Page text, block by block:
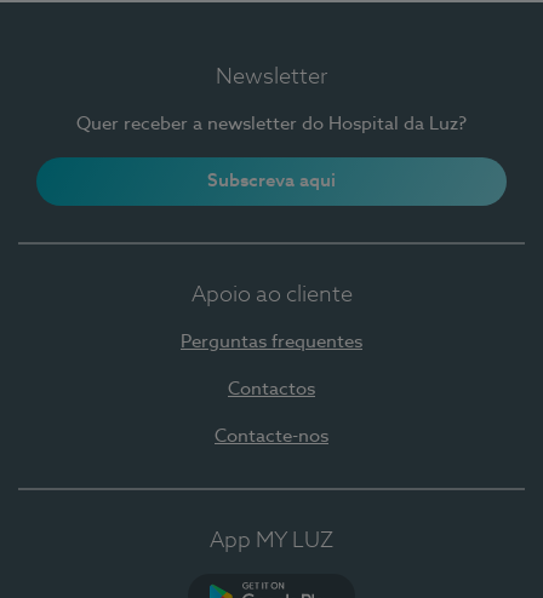
Newsletter
Quer receber a newsletter do Hospital da Luz?
Subscreva aqui
Apoio ao cliente
Perguntas frequentes
Contactos
Contacte-nos
App MY LUZ